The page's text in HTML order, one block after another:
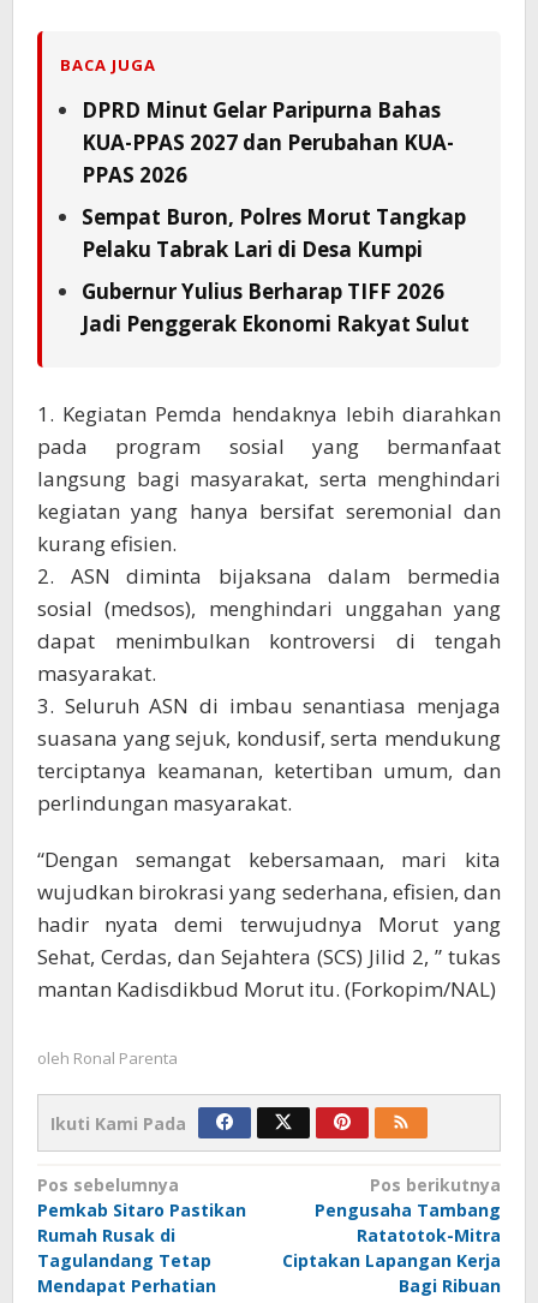
BACA JUGA
DPRD Minut Gelar Paripurna Bahas
KUA-PPAS 2027 dan Perubahan KUA-
PPAS 2026
Sempat Buron, Polres Morut Tangkap
Pelaku Tabrak Lari di Desa Kumpi
Gubernur Yulius Berharap TIFF 2026
Jadi Penggerak Ekonomi Rakyat Sulut
1. Kegiatan Pemda hendaknya lebih diarahkan
pada program sosial yang bermanfaat
langsung bagi masyarakat, serta menghindari
kegiatan yang hanya bersifat seremonial dan
kurang efisien.
2. ASN diminta bijaksana dalam bermedia
sosial (medsos), menghindari unggahan yang
dapat menimbulkan kontroversi di tengah
masyarakat.
3. Seluruh ASN di imbau senantiasa menjaga
suasana yang sejuk, kondusif, serta mendukung
terciptanya keamanan, ketertiban umum, dan
perlindungan masyarakat.
“Dengan semangat kebersamaan, mari kita
wujudkan birokrasi yang sederhana, efisien, dan
hadir nyata demi terwujudnya Morut yang
Sehat, Cerdas, dan Sejahtera (SCS) Jilid 2, ” tukas
mantan Kadisdikbud Morut itu. (Forkopim/NAL)
oleh Ronal Parenta
Ikuti Kami Pada
Navigasi
pos
Pos sebelumnya
Pemkab Sitaro Pastikan
Rumah Rusak di
Tagulandang Tetap
Mendapat Perhatian
Pos berikutnya
Pengusaha Tambang
Ratatotok-Mitra
Ciptakan Lapangan Kerja
Bagi Ribuan